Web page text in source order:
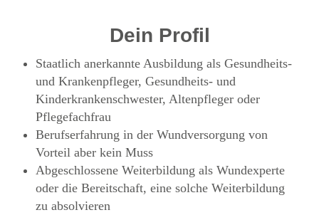
Dein Profil
Staatlich anerkannte Ausbildung als Gesundheits-
und Krankenpfleger, Gesundheits- und
Kinderkrankenschwester, Altenpfleger oder
Pflegefachfrau
Berufserfahrung in der Wundversorgung von
Vorteil aber kein Muss
Abgeschlossene Weiterbildung als Wundexperte
oder die Bereitschaft, eine solche Weiterbildung
zu absolvieren